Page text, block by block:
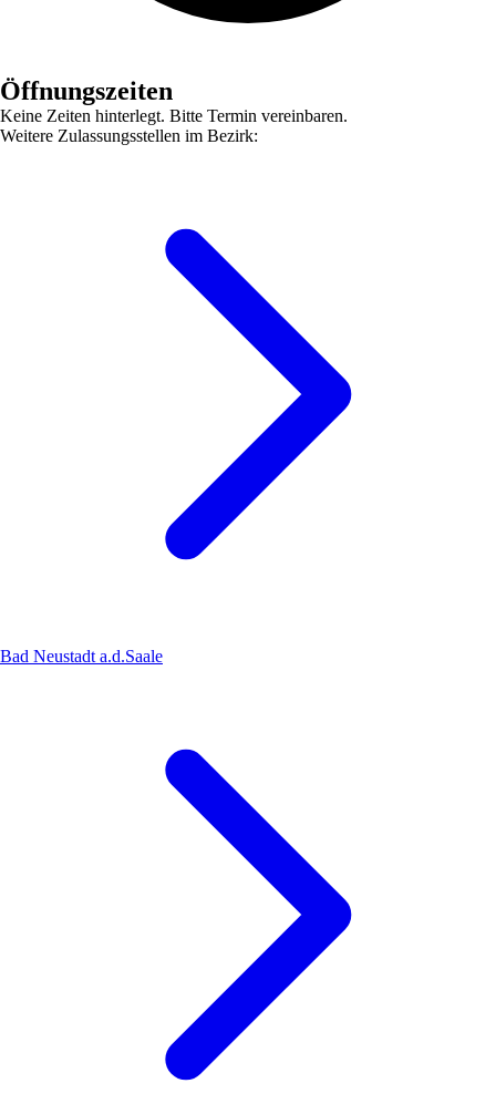
Öffnungszeiten
Keine Zeiten hinterlegt. Bitte Termin vereinbaren.
Weitere Zulassungsstellen im Bezirk:
Bad Neustadt a.d.Saale